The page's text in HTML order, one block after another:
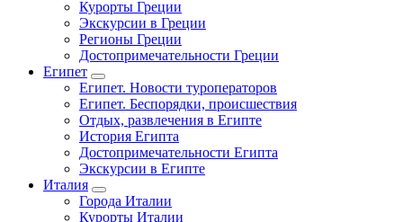
Курорты Греции
Экскурсии в Греции
Регионы Греции
Достопримечательности Греции
Египет
Египет. Новости туроператоров
Египет. Беспорядки, происшествия
Отдых, развлечения в Египте
История Египта
Достопримечательности Египта
Экскурсии в Египте
Италия
Города Италии
Курорты Италии